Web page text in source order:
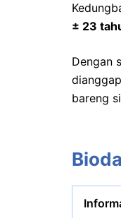
± 23
Dengan
bareng